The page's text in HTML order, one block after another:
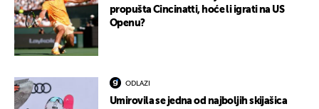
propušta Cincinatti, hoće li igrati na US
Openu?
ODLAZI
Umirovila se jedna od najboljih skijašica